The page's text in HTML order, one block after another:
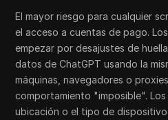
El mayor riesgo para cualquier
el acceso a cuentas de pago.
empezar por desajustes de
datos de ChatGPT usando la
máquinas, navegadores o
comportamiento "imposible".
ubicación o el tipo de